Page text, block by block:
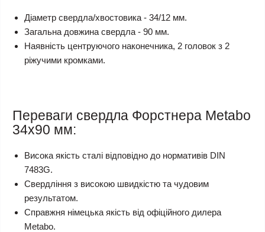
Діаметр свердла/хвостовика - 34/12 мм.
Загальна довжина свердла - 90 мм.
Наявність центруючого наконечника, 2 головок з 2
ріжучими кромками.
Переваги свердла Форстнера Metabo
34х90 мм:
Висока якість сталі відповідно до нормативів DIN
7483G.
Свердління з високою швидкістю та чудовим
результатом.
Справжня німецька якість від офіційного дилера
Metabo.